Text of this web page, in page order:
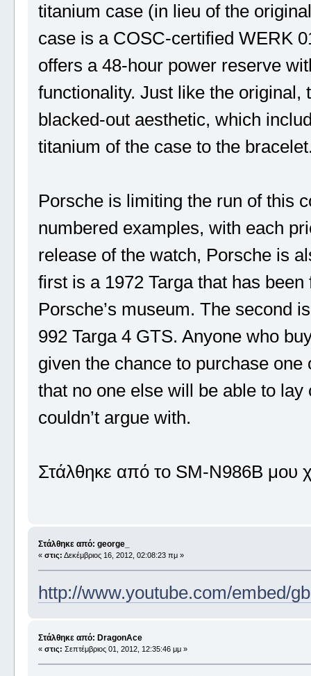
titanium case (in lieu of the
case is a COSC-certified WERK
offers a 48-hour power reserve
functionality. Just like the original,
blacked-out aesthetic, which
titanium of the case to the
Porsche is limiting the run of this
numbered examples, with each
release of the watch, Porsche is
first is a 1972 Targa that has
Porsche’s museum. The second
992 Targa 4 GTS. Anyone who
given the chance to purchase
that no one else will be able to lay
couldn’t argue with.
Στάλθηκε από το SM-N986B μου
Στάλθηκε από: george_
« στις: Δεκέμβριος 16, 2012, 02:08:23 πμ »
http://www.youtube.com/embed/
Στάλθηκε από: DragonAce
« στις: Σεπτέμβριος 01, 2012, 12:35:46 μμ »